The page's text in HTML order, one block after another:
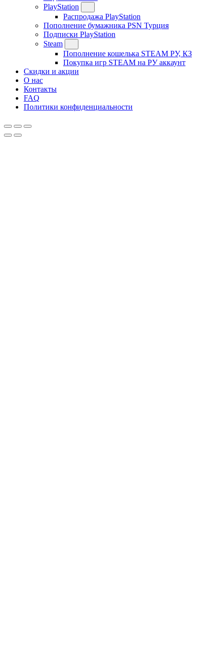
PlayStation
Распродажа PlayStation
Пополнение бумажника PSN Турция
Подписки PlayStation
Steam
Пополнение кошелька STEAM РУ, КЗ
Покупка игр STEAM на РУ аккаунт
Скидки и акции
О нас
Контакты
FAQ
Политики конфиденциальности